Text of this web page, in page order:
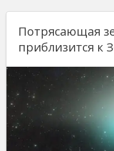
Потрясающая
приблизится к